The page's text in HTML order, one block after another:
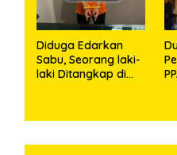
Diduga Edarkan
Sabu, Seorang laki-
laki Ditangkap di
Klip